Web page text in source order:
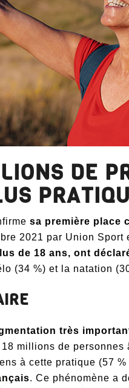
DE
sa première place
2021 par Union
de 18 ans, ont
(34 %) et la natation
très
millions de
à cette pratique (57
. Ce phénomène a